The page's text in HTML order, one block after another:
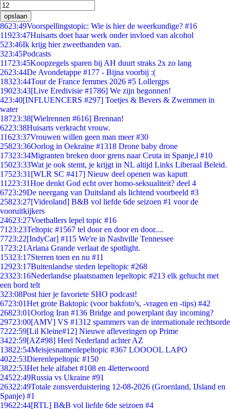
opslaan
8623:49Voorspellingstopic: Wie is hier de weerkundige? #16
11923:47Huisarts doet haar werk onder invloed van alcohol
523:46Ik krijg hier zweethanden van.
323:45Podcasts
11723:45Koopzegels sparen bij AH duurt straks 2x zo lang
2623:44De Avondetappe #177 - Bijna voorbij :(
18323:44Tour de France femmes 2026 #5 Lollergps
19023:43[Live Eredivisie #1786] We zijn begonnen!
423:40[INFLUENCERS #297] Toetjes & Bevers & Zwemmen in
water
18723:38[Wielrennen #616] Brennan!
6223:38Huisarts verkracht vrouw.
11623:37Vrouwen willen geen man meer #30
25823:36Oorlog in Oekraïne #1318 Drone baby drone
17323:34Migranten breken door grens naar Ceuta in Spanje,l #10
15023:33Wat je ook stemt, je krijgt in NL altijd Links Liberaal Beleid.
17523:31 [WLR SC #417] Nieuw deel openen was kaputt
11223:31Hoe denkt God echt over homo-seksualiteit? deel 4
6723:29De neergang van Duitsland als lichtend voorbeeld #3
25823:27[Videoland] B&B vol liefde 6de seizoen #1 voor de
vooruitkijkers
24623:27Voetballers lepel topic #16
71 23:23Teltopic #1567 tel door en door en door....
7723:22[IndyCar] #115 We're in Nashville Tennessee
1723:21 Ariana Grande verlaat de spotlight.
15323:17Sterren toen en nu #11
12923:17Buitenlandse steden lepeltopic #268
23323:16Nederlandse plaatsnamen lepeltopic #213 elk gehucht met
een bord telt
323:08Post hier je favoriete SHO podcast!
6723:01Het grote Baktopic (voor bakfoto's, -vragen en -tips) #42
26823:01Oorlog Iran #136 Bridge and powerplant day incoming?
29723:00[AMV] VS #1312 spammers van de internationale rechtsorde
7222:59[Lil Kleine#12] Nieuwe afleveringen op Prime
3422:59[AZ#98] Heel Nederland achter AZ
13822:54Meisjesnamenlepeltopic #367 LOOOOL LAPO
4022:53Dierenlepeltopic #150
3822:53Het hele alfabet #108 en 4letterwoord
24522:49Russia vs Ukraine #91
26322:49Totale zonsverduistering 12-08-2026 (Groenland, IJsland en
Spanje) #1
19622:44[RTL] B&B vol liefde 6de seizoen #4